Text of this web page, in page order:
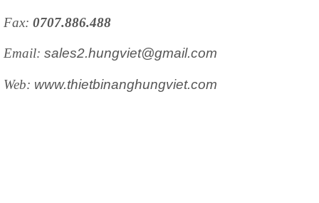
Fax: 0707.886.488
Email: sales2.hungviet@gmail.com
Web: www.thietbinanghungviet.com